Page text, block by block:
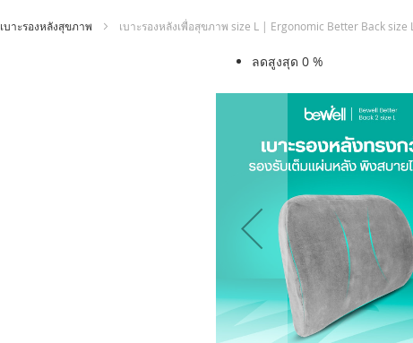
เบาะรองหลังสุขภาพ เบาะรองหลังเพื่อสุขภาพ size L | Ergonomic Better Back size L
ข้าม
ที่
รูปภาพ
ลดสูงสุด 0 %